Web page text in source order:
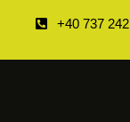
+40 737